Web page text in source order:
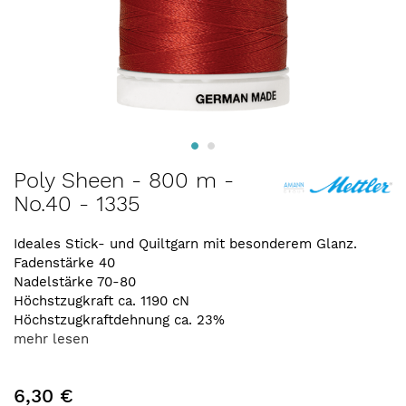
Zum
Anfang
der
springen
Poly Sheen - 800 m -
No.40 - 1335
Ideales Stick- und Quiltgarn mit besonderem Glanz.
Fadenstärke 40
Nadelstärke 70-80
Höchstzugkraft ca. 1190 cN
Höchstzugkraftdehnung ca. 23%
mehr lesen
6,30 €